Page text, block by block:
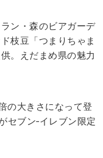
ン・森のビアガーデ
枝豆「つまりちゃま
。えだまめ県の魅力
の大きさになって登
セブン‐イレブン限定